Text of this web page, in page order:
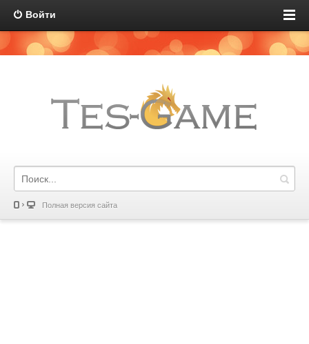
Войти
Полная версия сайта